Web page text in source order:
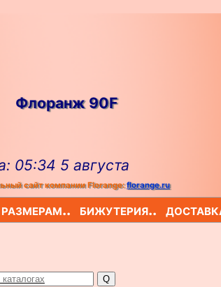
Флоранж 90F
05:34 5 августа
сайт компании Florange:florange.ru
бижутерия..